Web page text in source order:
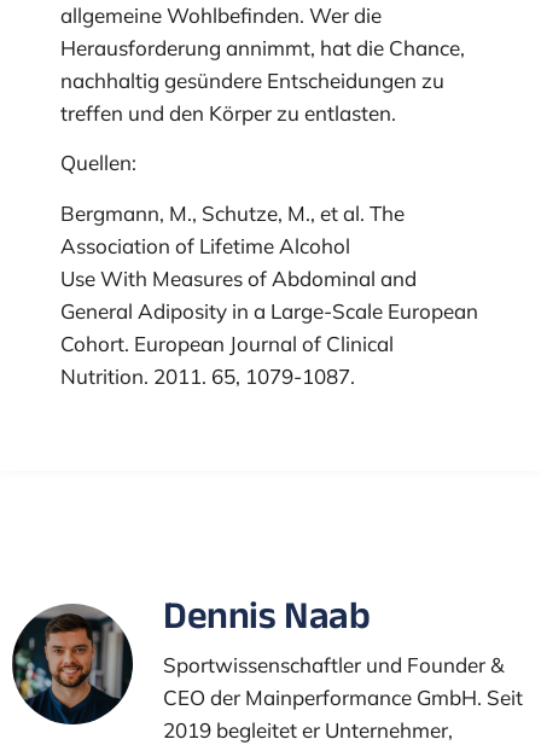
allgemeine Wohlbefinden. Wer die
Herausforderung annimmt, hat die Chance,
nachhaltig gesündere Entscheidungen zu
treffen und den Körper zu entlasten.
Quellen:
Bergmann, M., Schutze, M., et al. The
Association of Lifetime Alcohol
Use With Measures of Abdominal and
General Adiposity in a Large-Scale European
Cohort. European Journal of Clinical
Nutrition. 2011. 65, 1079-1087.
Dennis Naab
Sportwissenschaftler und Founder &
CEO der Mainperformance GmbH. Seit
2019 begleitet er Unternehmer,